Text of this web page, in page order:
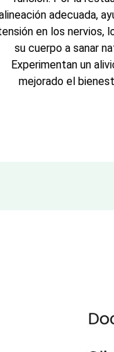
adecuada,
en los nervios,
su cuerpo a sanar
Experimentan un
mejorado el